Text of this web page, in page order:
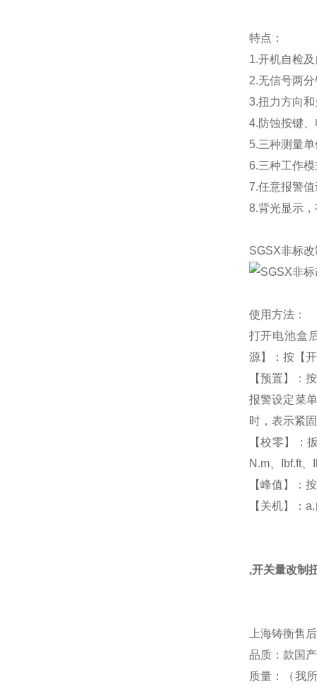
特点：
1.开机自检
2.无信号两
3.扭力方向
4.防蚀按键
5.三种测量
6.三种工作
7.任意报警
8.背光显示
SGSX非标
使用方法：
打开电池盒
源】：按【
【预置】：
报警设定菜
时，表示紧
【校零】：
N.m、Ibf.ft
【峰值】：
【关机】：
,开关量改制
上海铸衡售
品质：款国
质量：（我